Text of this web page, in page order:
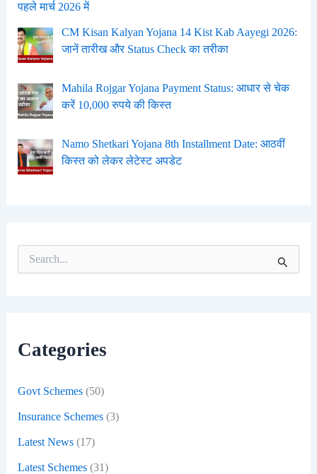
पहले मार्च 2026 में
CM Kisan Kalyan Yojana 14 Kist Kab Aayegi 2026:
जानें तारीख और Status Check का तरीका
Mahila Rojgar Yojana Payment Status: आधार से चेक
करें 10,000 रुपये की किस्त
Namo Shetkari Yojana 8th Installment Date: आठवीं
किस्त को लेकर लेटेस्ट अपडेट
o
Categories
Govt Schemes(50)
Insurance Schemes(3)
Latest News(17)
Latest Schemes(31)